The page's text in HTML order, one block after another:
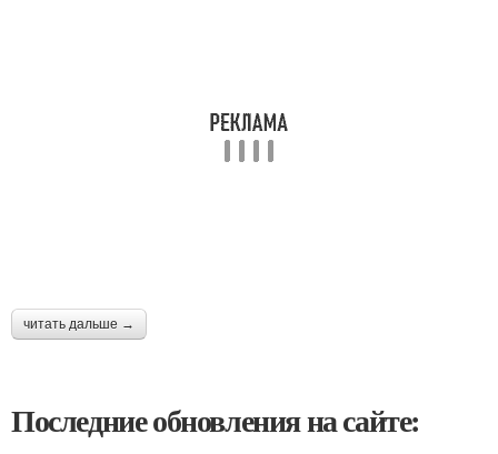
читать дальше →
Последние обновления на сайте: